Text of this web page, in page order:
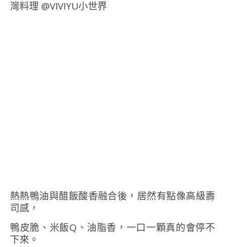
熱熱鴨油與醋飯酸香融合後，居然有點像高級壽
司感，
鴨皮脆、米飯Q、油脂香，一口一顆真的會停不
下來。